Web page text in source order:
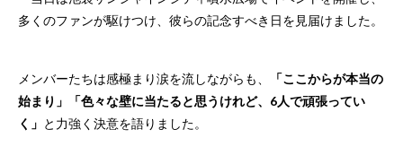
— LIL LEAGUE (@LIL_LEAGUE_)
多くのファンが駆けつけ、彼らの記念すべき日を見届けました。
メンバーたちは感極まり涙を流しながらも、
「ここからが本当の
始まり」「色々な壁に当たると思うけれど、6人で頑張ってい
く」 と力強く決意を語りました。